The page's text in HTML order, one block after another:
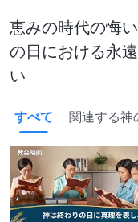
恵みの時代の悔
の日における永
い
すべて 関連する神